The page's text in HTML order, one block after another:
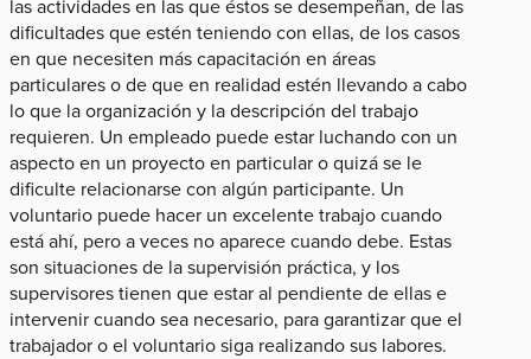
las actividades en las que éstos se desempeñan, de las
dificultades que estén teniendo con ellas, de los casos
en que necesiten más capacitación en áreas
particulares o de que en realidad estén llevando a cabo
lo que la organización y la descripción del trabajo
requieren. Un empleado puede estar luchando con un
aspecto en un proyecto en particular o quizá se le
dificulte relacionarse con algún participante. Un
voluntario puede hacer un excelente trabajo cuando
está ahí, pero a veces no aparece cuando debe. Estas
son situaciones de la supervisión práctica, y los
supervisores tienen que estar al pendiente de ellas e
intervenir cuando sea necesario, para garantizar que el
trabajador o el voluntario siga realizando sus labores.